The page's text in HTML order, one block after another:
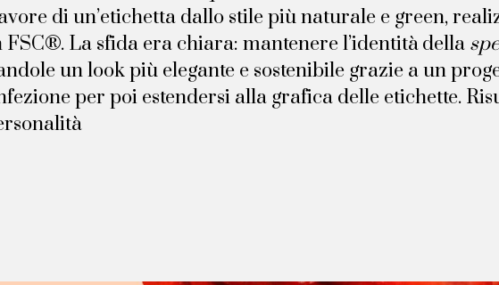
di un’etichetta dallo stile più naturale e green,
La sfida era chiara: mantenere l’identità della
un look più elegante e sostenibile grazie a un
per poi estendersi alla grafica delle etichette.